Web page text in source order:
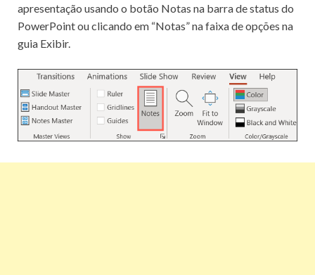
apresentação usando o botão Notas na barra de status do
PowerPoint ou clicando em “Notas” na faixa de opções na
guia Exibir.